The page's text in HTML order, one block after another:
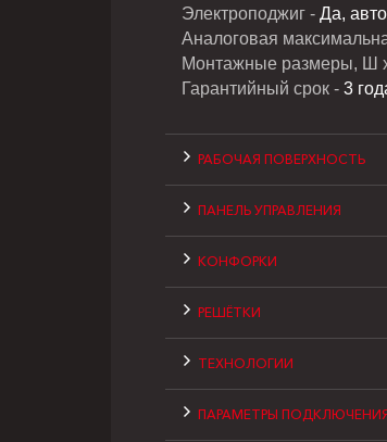
Электроподжиг - Да,
Аналоговая
Монтажные размеры, Ш
Гарантийный срок - 3
РАБОЧАЯ ПОВЕРХНОСТЬ
ПАНЕЛЬ УПРАВЛЕНИЯ
КОНФОРКИ
РЕШЁТКИ
ТЕХНОЛОГИИ
ПАРАМЕТРЫ